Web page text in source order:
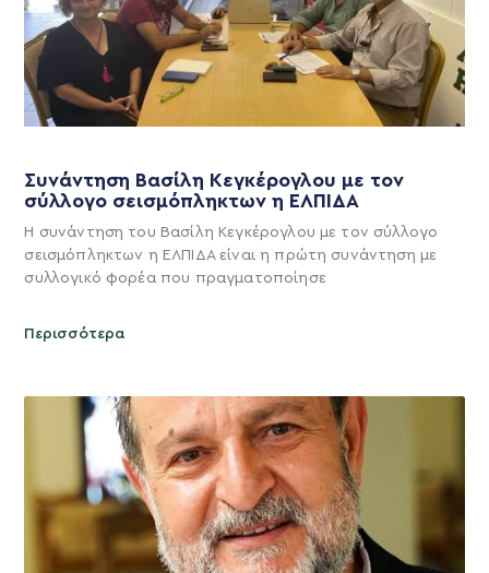
Συνάντηση Βασίλη Κεγκέρογλου με τον
σύλλογο σεισμόπληκτων η ΕΛΠΙΔΑ
Η συνάντηση του Βασίλη Κεγκέρογλου με τον σύλλογο
σεισμόπληκτων η ΕΛΠΙΔΑ είναι η πρώτη συνάντηση με
συλλογικό φορέα που πραγματοποίησε
Περισσότερα